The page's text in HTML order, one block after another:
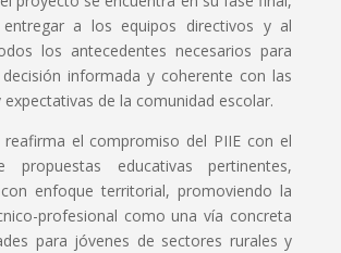
a los equipos directivos y al
los antecedentes necesarios para
informada y coherente con las
expectativas de la comunidad escolar.
reafirma el compromiso del PIIE con el
propuestas educativas pertinentes,
enfoque territorial, promoviendo la
profesional como una vía concreta
para jóvenes de sectores rurales y